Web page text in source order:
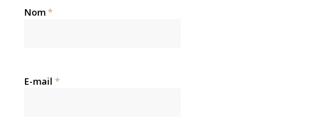
Nom*
E-mail *